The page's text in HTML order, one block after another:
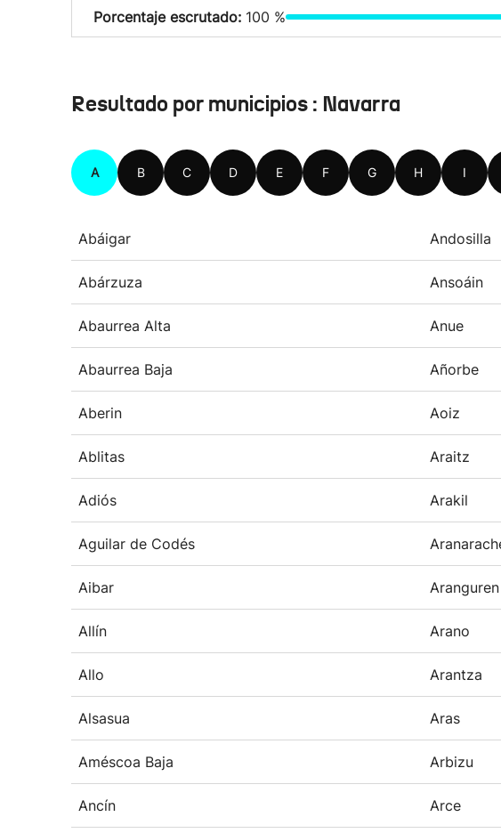
Porcentaje escrutado: 100 %
Resultado por municipios : Navarra
A B C D E F G H I
Abáigar Andosilla
Abárzuza Ansoáin
Abaurrea Alta Anue
Abaurrea Baja Añorbe
Aberin Aoiz
Ablitas Araitz
Adiós Arakil
Aguilar de Codés
Aibar Aranguren
Allín Arano
Allo Arantza
Alsasua Aras
Améscoa Baja Arbizu
Ancín Arce